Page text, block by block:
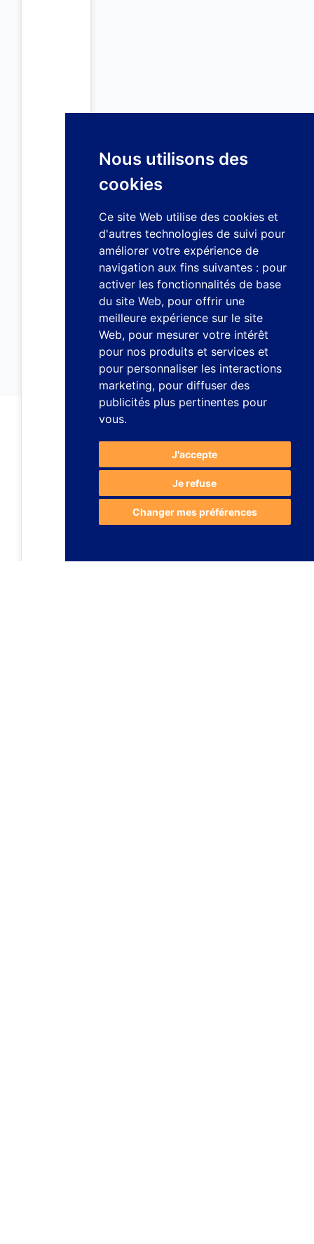
Nous utilisons des
cookies
Ce site Web utilise des cookies et
d'autres technologies de suivi pour
améliorer votre expérience de
navigation aux fins suivantes : pour
activer les fonctionnalités de base
du site Web, pour offrir une
meilleure expérience sur le site
Web, pour mesurer votre intérêt
pour nos produits et services et
pour personnaliser les interactions
marketing, pour diffuser des
publicités plus pertinentes pour
vous.
J'accepte
Je refuse
Changer mes préférences